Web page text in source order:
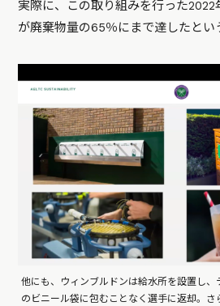
実際に、この取り組みを行った
が廃棄物量の65％にまで達したとい
他にも、ウィンブルドンは給水所を設置し、
のビニール袋に包むことなく選手に返却。